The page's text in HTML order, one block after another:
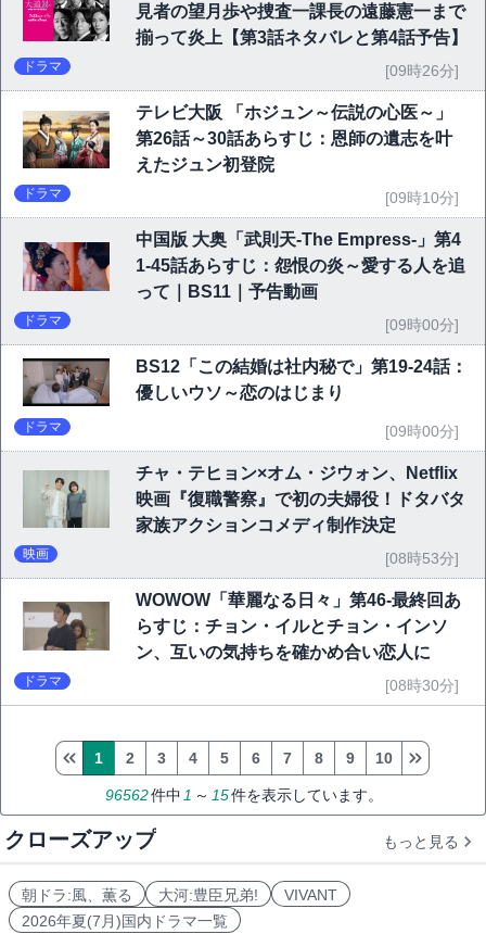
見者の望月歩や捜査一課長の遠藤憲一まで
揃って炎上【第3話ネタバレと第4話予告】
ドラマ [09時26分]
テレビ大阪 「ホジュン～伝説の心医～」
第26話～30話あらすじ：恩師の遺志を叶
えたジュン初登院
ドラマ [09時10分]
中国版 大奥「武則天-The Empress-」第4
1-45話あらすじ：怨恨の炎～愛する人を追
って｜BS11｜予告動画
ドラマ [09時00分]
BS12「この結婚は社内秘で」第19-24話：
優しいウソ～恋のはじまり
ドラマ [09時00分]
チャ・テヒョン×オム・ジウォン、Netflix
映画『復職警察』で初の夫婦役！ドタバタ
家族アクションコメディ制作決定
映画 [08時53分]
WOWOW「華麗なる日々」第46-最終回あ
らすじ：チョン・イルとチョン・インソ
ン、互いの気持ちを確かめ合い恋人に
ドラマ [08時30分]
96562件中 1 ～ 15件を表示しています。
1 2 3 4 5 6 7 8 9 10
クローズアップ もっと見る
朝ドラ:風、薫る 大河:豊臣兄弟!
VIVANT
2026年夏(7月)国内ドラマ一覧